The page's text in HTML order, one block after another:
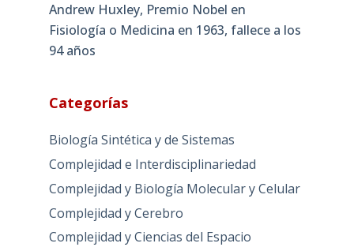
Andrew Huxley, Premio Nobel en
Fisiología o Medicina en 1963, fallece a los
94 años
Categorías
Biología Sintética y de Sistemas
Complejidad e Interdisciplinariedad
Complejidad y Biología Molecular y Celular
Complejidad y Cerebro
Complejidad y Ciencias del Espacio